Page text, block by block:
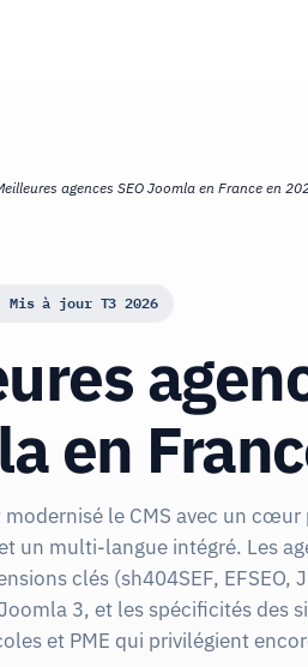
agences SEO Joomla en France en
à jour T3 2026
en
le CMS avec un cœur
un multi-langue intégré. Les
clés (sh404SEF, EFSEO,
3, et les spécificités des
et PME qui privilégient